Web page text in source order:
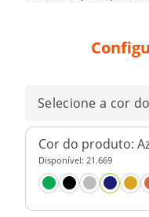
Selecione a cor
Cor do produto:
Disponível: 21.669